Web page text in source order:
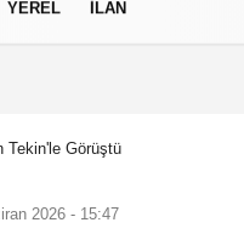
YEREL İLAN
Tekin'le Görüştü
2026 - 15:47